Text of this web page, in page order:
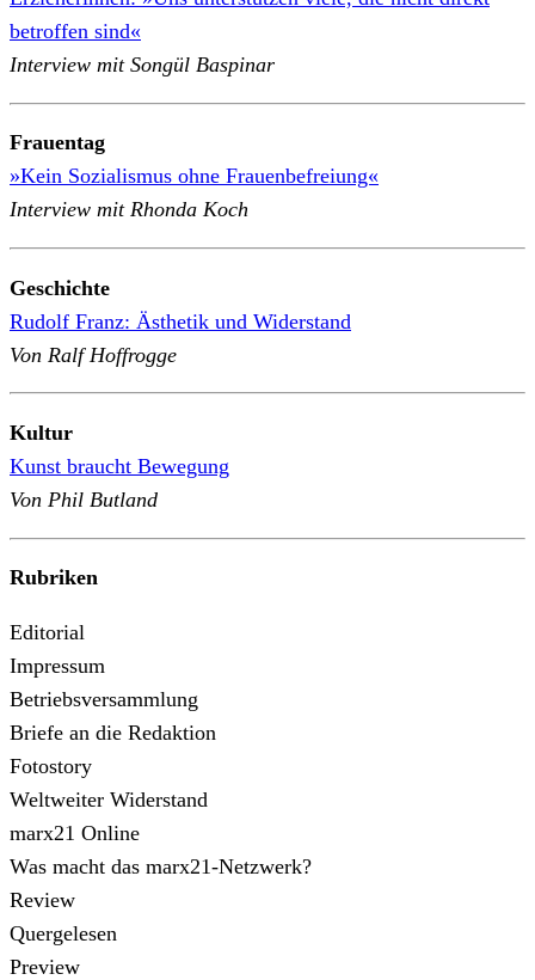
betroffen sind«
Interview mit Songül Baspinar
Frauentag
»Kein Sozialismus ohne Frauenbefreiung«
Interview mit Rhonda Koch
Geschichte
Rudolf Franz: Ästhetik und Widerstand
Von Ralf Hoffrogge
Kultur
Kunst braucht Bewegung
Von Phil Butland
Rubriken
Editorial
Impressum
Betriebsversammlung
Briefe an die Redaktion
Fotostory
Weltweiter Widerstand
marx21 Online
Was macht das marx21-Netzwerk?
Review
Quergelesen
Preview